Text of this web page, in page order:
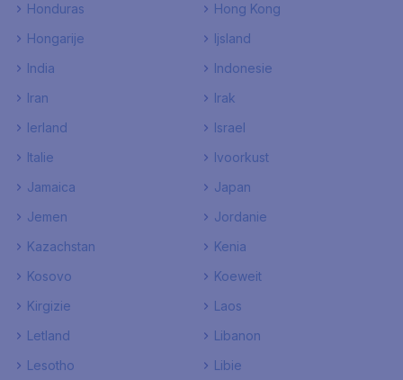
Honduras
Hong Kong
Hongarije
Ijsland
India
Indonesie
Iran
Irak
Ierland
Israel
Italie
Ivoorkust
Jamaica
Japan
Jemen
Jordanie
Kazachstan
Kenia
Kosovo
Koeweit
Kirgizie
Laos
Letland
Libanon
Lesotho
Libie